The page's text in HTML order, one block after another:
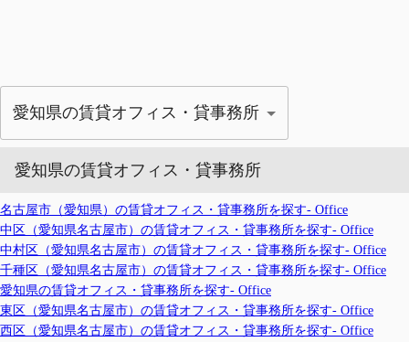
愛知県の賃貸オフィス・貸事務所
愛知県の賃貸オフィス・貸事務所
名古屋市（愛知県）の賃貸オフィス・貸事務所を探す- Office
中区（愛知県名古屋市）の賃貸オフィス・貸事務所を探す- Office
中村区（愛知県名古屋市）の賃貸オフィス・貸事務所を探す- Office
千種区（愛知県名古屋市）の賃貸オフィス・貸事務所を探す- Office
愛知県の賃貸オフィス・貸事務所を探す- Office
東区（愛知県名古屋市）の賃貸オフィス・貸事務所を探す- Office
西区（愛知県名古屋市）の賃貸オフィス・貸事務所を探す- Office